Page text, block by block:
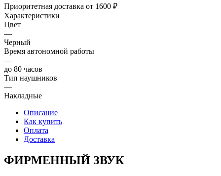
Приоритетная доставка от 1600 ₽
Характеристики
Цвет
—
Черный
Время автономной работы
—
до 80 часов
Тип наушников
—
Накладные
Описание
Как купить
Оплата
Доставка
ФИРМЕННЫЙ ЗВУК